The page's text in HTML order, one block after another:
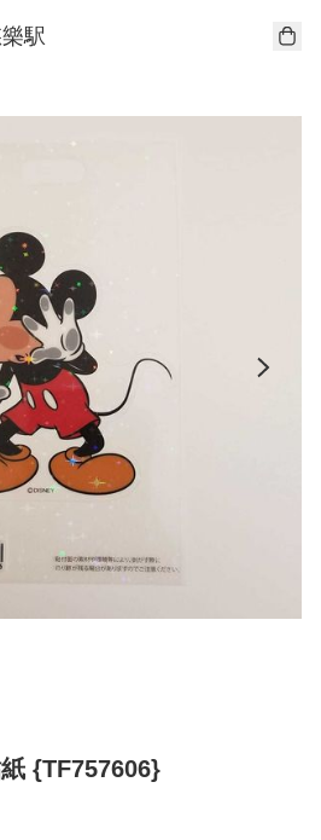
駅
{TF757606}